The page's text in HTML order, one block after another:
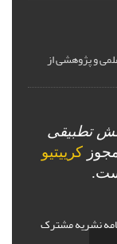
و پژوهشی از
تطبیقی
کرییتیو
نشریه مشترک